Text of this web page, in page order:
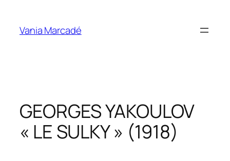
contenu
Vania Marcadé
GEORGES YAKOULOV
« LE SULKY » (1918)